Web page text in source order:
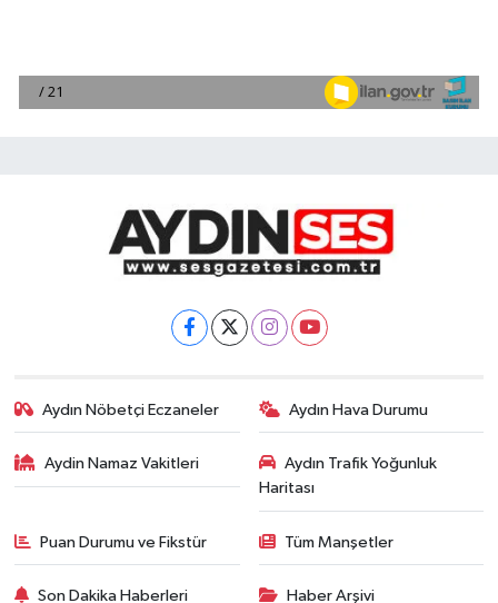
Aydın Nöbetçi Eczaneler Aydın Hava Durumu
Aydin Namaz Vakitleri
Aydın Trafik Yoğunluk
Haritası
Puan Durumu ve Fikstür Tüm Manşetler
Son Dakika Haberleri Haber Arşivi